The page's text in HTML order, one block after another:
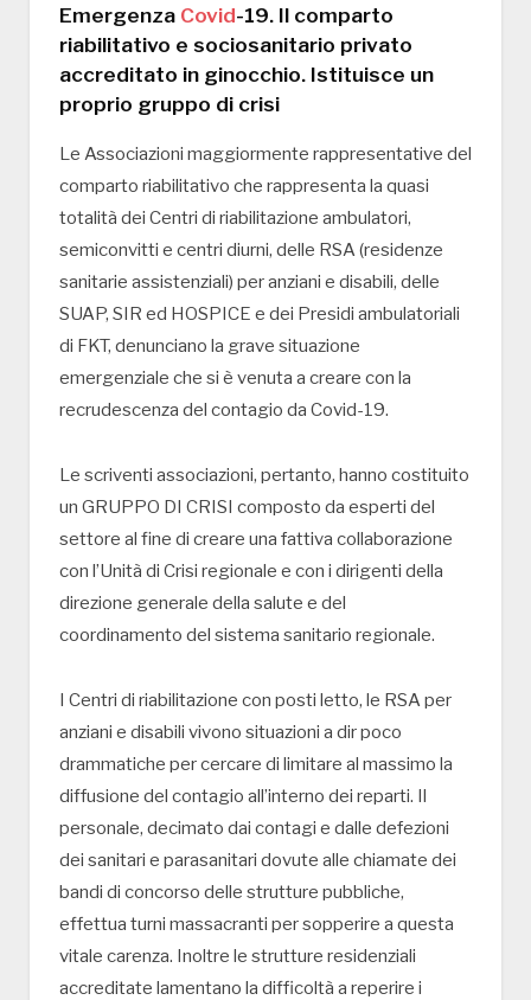
Emergenza Covid-19. Il comparto
riabilitativo e sociosanitario privato
accreditato in ginocchio. Istituisce un
proprio gruppo di crisi
Le Associazioni maggiormente rappresentative del
comparto riabilitativo che rappresenta la quasi
totalità dei Centri di riabilitazione ambulatori,
semiconvitti e centri diurni, delle RSA (residenze
sanitarie assistenziali) per anziani e disabili, delle
SUAP, SIR ed HOSPICE e dei Presidi ambulatoriali
di FKT, denunciano la grave situazione
emergenziale che si è venuta a creare con la
recrudescenza del contagio da Covid-19.
Le scriventi associazioni, pertanto, hanno costituito
un GRUPPO DI CRISI composto da esperti del
settore al fine di creare una fattiva collaborazione
con l’Unità di Crisi regionale e con i dirigenti della
direzione generale della salute e del
coordinamento del sistema sanitario regionale.
I Centri di riabilitazione con posti letto, le RSA per
anziani e disabili vivono situazioni a dir poco
drammatiche per cercare di limitare al massimo la
diffusione del contagio all’interno dei reparti. Il
personale, decimato dai contagi e dalle defezioni
dei sanitari e parasanitari dovute alle chiamate dei
bandi di concorso delle strutture pubbliche,
effettua turni massacranti per sopperire a questa
vitale carenza. Inoltre le strutture residenziali
accreditate lamentano la difficoltà a reperire i